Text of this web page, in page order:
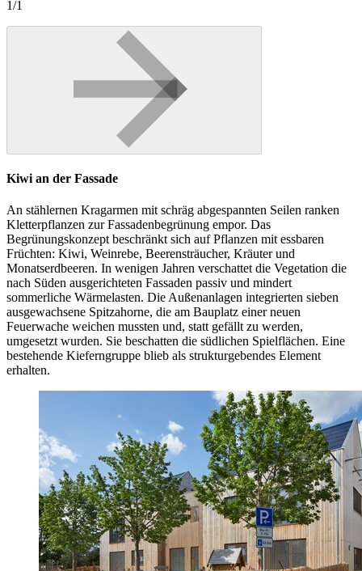
1/1
Kiwi an der Fassade
An stählernen Kragarmen mit schräg abgespannten Seilen ranken
Kletterpflanzen zur Fassadenbegrünung empor. Das
Begrünungskonzept beschränkt sich auf Pflanzen mit essbaren
Früchten: Kiwi, Weinrebe, Beerensträucher, Kräuter und
Monatserdbeeren. In wenigen Jahren verschattet die Vegetation die
nach Süden ausgerichteten Fassaden passiv und mindert
sommerliche Wärmelasten. Die Außenanlagen integrierten sieben
ausgewachsene Spitzahorne, die am Bauplatz einer neuen
Feuerwache weichen mussten und, statt gefällt zu werden,
umgesetzt wurden. Sie beschatten die südlichen Spielflächen. Eine
bestehende Kieferngruppe blieb als strukturgebendes Element
erhalten.